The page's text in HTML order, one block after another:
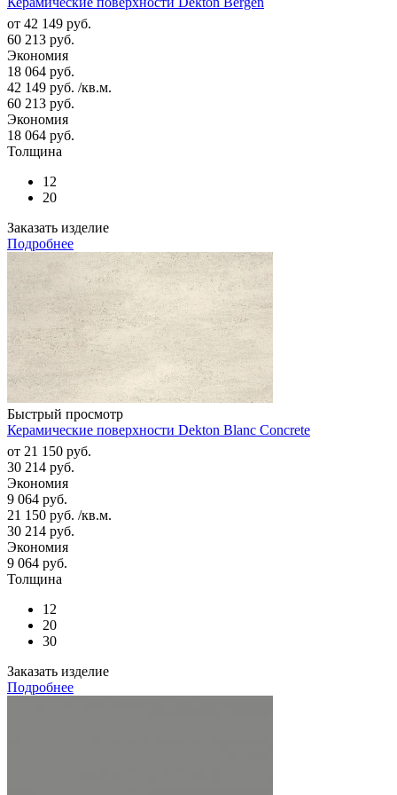
от 42 149 руб.
60 213 руб.
Экономия
18 064 руб.
42 149 руб. /кв.м.
60 213 руб.
Экономия
18 064 руб.
Толщина
12
20
Заказать изделие
Подробнее
Быстрый просмотр
Керамические поверхности Dekton Blanc Concrete
от 21 150 руб.
30 214 руб.
Экономия
9 064 руб.
21 150 руб. /кв.м.
30 214 руб.
Экономия
9 064 руб.
Толщина
12
20
30
Заказать изделие
Подробнее